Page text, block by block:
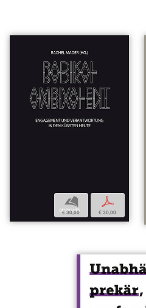
b
€ 30,00
p
€ 30,00